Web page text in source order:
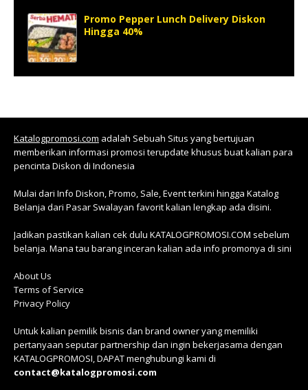
Promo Pepper Lunch Delivery Diskon
Hingga 40%
Katalogpromosi.com adalah Sebuah Situs yang bertujuan
memberikan informasi promosi terupdate khusus buat kalian para
pencinta Diskon di Indonesia
Mulai dari Info Diskon, Promo, Sale, Event terkini hingga Katalog
Belanja dari Pasar Swalayan favorit kalian lengkap ada disini.
Jadikan pastikan kalian cek dulu KATALOGPROMOSI.COM sebelum
belanja. Mana tau barang inceran kalian ada info promonya di sini
About Us
Terms of Service
Privacy Policy
Untuk kalian pemilik bisnis dan brand owner yang memiliki
pertanyaan seputar partnership dan ingin bekerjasama dengan
KATALOGPROMOSI, DAPAT menghubungi kami di
contact@katalogpromosi.com